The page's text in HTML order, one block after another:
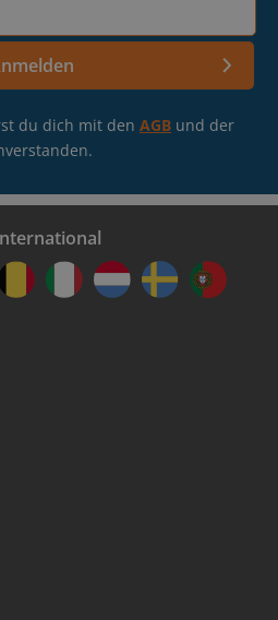
Adresse
du dich mit den AGB und der